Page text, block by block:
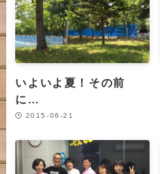
いよいよ夏！その前
に…
2015-06-21